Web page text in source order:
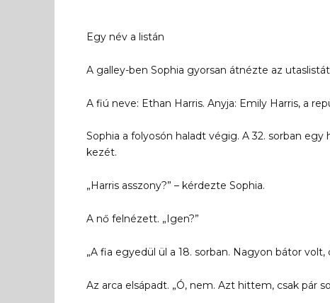
Egy név a listán
A galley-ben Sophia gyorsan átnézte az
A fiú neve: Ethan Harris. Anyja: Emily Harris, a
Sophia a folyosón haladt végig. A 32. sorban
kezét.
„Harris asszony?” – kérdezte Sophia.
A nő felnézett. „Igen?”
„A fia egyedül ül a 18. sorban. Nagyon bátor volt,
Az arca elsápadt. „Ó, nem. Azt hittem, csak pár